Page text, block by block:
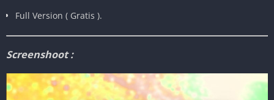
Full Version ( Gratis ).
Screenshoot :